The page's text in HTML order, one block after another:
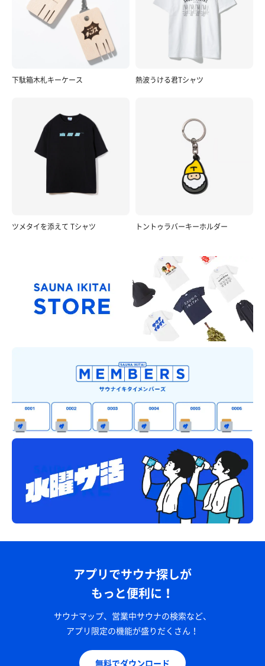
下駄箱木札キーケース 熱波うける君Tシャツ
ツメタイを添えて Tシャツ トントゥラバーキーホルダー
アプリでサウナ探しが
もっと便利に！
サウナマップ、営業中サウナの検索など、
アプリ限定の機能が盛りだくさん！
無料でダウンロード